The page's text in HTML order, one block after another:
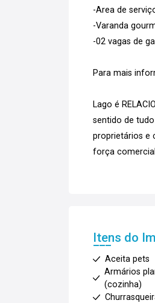
-Area de
-Varanda
-02 vagas de
Para mais
Lago é
sentido de
proprietários e
força
Itens do
Aceita pets
Armários
(cozinha)